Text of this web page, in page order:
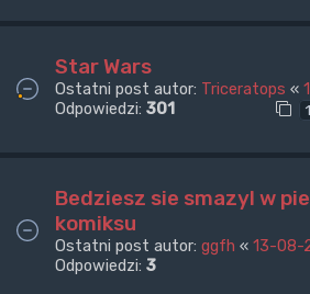
Star Wars
Ostatni post autor: Triceratops «
Odpowiedzi: 301 1
Bedziesz sie smazyl w
komiksu
Ostatni post autor: ggfh « 13-08-
Odpowiedzi: 3